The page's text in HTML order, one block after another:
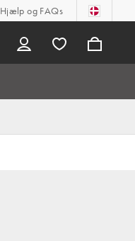
Hjælp og FAQs